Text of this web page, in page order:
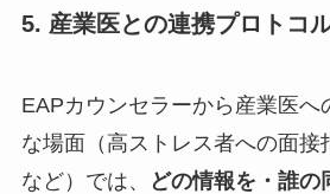
5. 産業医との連携プロトコ
EAPカウンセラーから産業医へ
な場面（高ストレス者への面接
など）では、
どの情報を・誰